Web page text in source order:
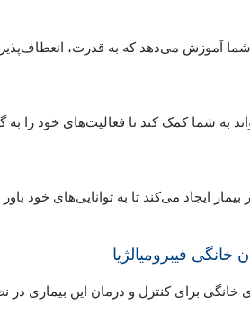
شما آموزش می‌دهد که به قدرت،
به شما کمک کند تا فعالیت‌های خود را به
بیمار ایجاد می‌کند تا به توانایی‌های خود
فیبرومیالژیا
خانگی برای کنترل و درمان این بیماری در